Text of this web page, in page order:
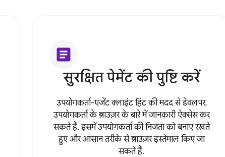
article
सुरक्षित पेमेंट की पुष्टि करें
उपयोगकर्ता-एजेंट क्लाइंट हिंट की मदद से डेवलपर,
उपयोगकर्ता के ब्राउज़र के बारे में जानकारी ऐक्सेस कर
सकते हैं. इसमें उपयोगकर्ता की निजता को बनाए रखते
हुए और आसान तरीके से ब्राउज़र इस्तेमाल किए जा
सकते हैं.